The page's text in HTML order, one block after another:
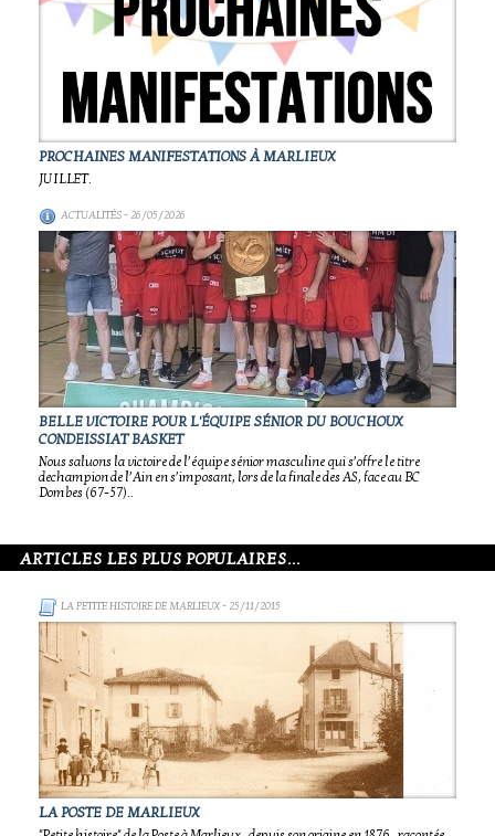
PROCHAINES MANIFESTATIONS À MARLIEUX
JUILLET.
ACTUALITÉS- 26/05/2026
BELLE VICTOIRE POUR L'ÉQUIPE SÉNIOR DU BOUCHOUX
CONDEISSIAT BASKET
Nous saluons la victoire de l’équipe sénior masculine qui s’offre le titre
dechampion de l’Ain en s’imposant, lors de la finale des AS, face au BC
Dombes (67-57)..
ARTICLES LES PLUS POPULAIRES...
LA PETITE HISTOIRE DE MARLIEUX- 25/11/2015
LA POSTE DE MARLIEUX